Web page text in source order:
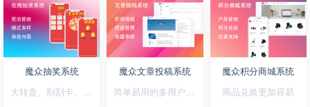
魔众抽奖系统
大转盘、刮刮卡、积分、红包一站全搞定
魔众文章投稿系统
简单易用的多用户文章投稿系统
魔众积分商城系统
商品兑换更加容易